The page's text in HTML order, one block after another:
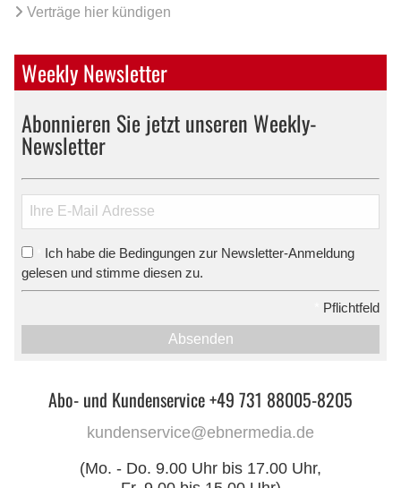
Verträge hier kündigen
Weekly Newsletter
Abonnieren Sie jetzt unseren Weekly-
Newsletter
Ich habe die Bedingungen zur Newsletter-Anmeldung
gelesen und stimme diesen zu.
Pflichtfeld
Absenden
Abo- und Kundenservice +49 731 88005-8205
kundenservice@ebnermedia.de
(Mo. - Do. 9.00 Uhr bis 17.00 Uhr,